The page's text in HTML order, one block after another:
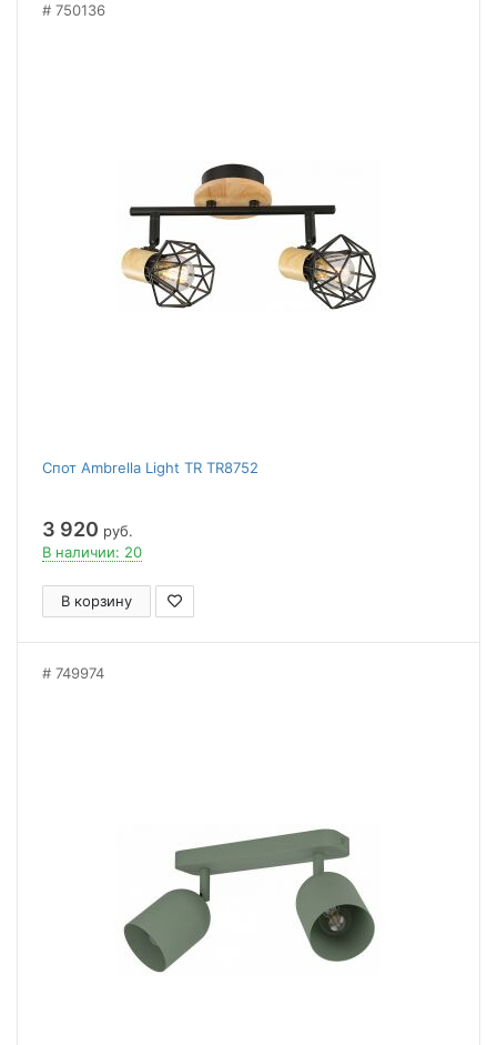
750136
Спот Ambrella Light TR TR8752
3 920 руб.
В наличии: 20
В корзину
749974